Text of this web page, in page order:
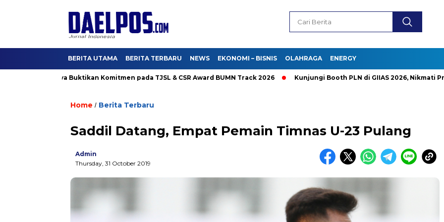
BERITA UTAMA BERITA TERBARU NEWS EKONOMI – BISNIS OLAHRAGA ENERGY
Karya Buktikan Komitmen pada TJSL & CSR Award BUMN Track 2026 Kunjungi Booth PLN di GIIAS 2026, Nikmati Promo
Home / Berita Terbaru
Saddil Datang, Empat Pemain Timnas U-23 Pulang
Admin
Thursday, 31 October 2019